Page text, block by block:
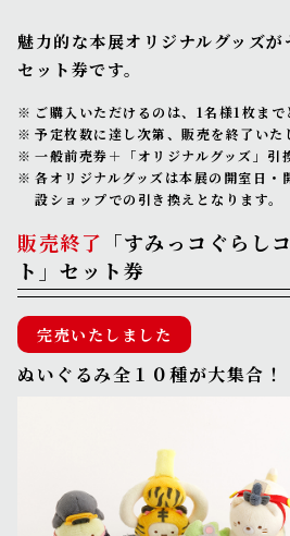
魅力的な本展オリジナルグッズ
セット券です。
ご購入いただけるのは、1名様1枚まで
予定枚数に達し次第、販売を終了いた
一般前売券＋「オリジナルグッズ」引
各オリジナルグッズは本展の開室日・
設ショップでの引き換えとなります。
販売終了 「すみっコぐらし
ト」セット券
完売いたしました
ぬいぐるみ全１０種が大集合！